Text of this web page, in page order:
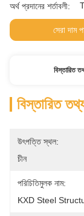
অর্থ প্রদানের শর্তাবলী:
সেরা দাম
বিস্তারিত
বিস্তারিত
উৎপত্তি স্থল:
চীন
পরিচিতিমুলক নাম:
KXD Steel